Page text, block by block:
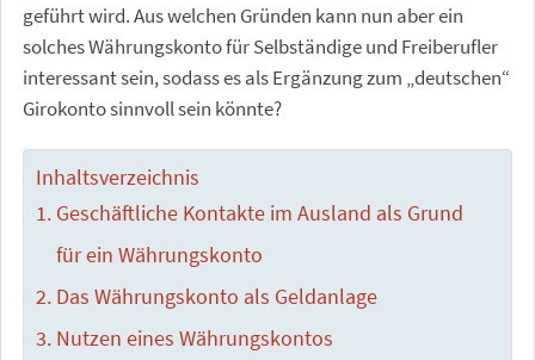
geführt wird. Aus welchen Gründen kann nun aber ein
solches Währungskonto für Selbständige und Freiberufler
interessant sein, sodass es als Ergänzung zum „deutschen“
Girokonto sinnvoll sein könnte?
Inhaltsverzeichnis
Geschäftliche Kontakte im Ausland als Grund
für ein Währungskonto
Das Währungskonto als Geldanlage
Nutzen eines Währungskontos